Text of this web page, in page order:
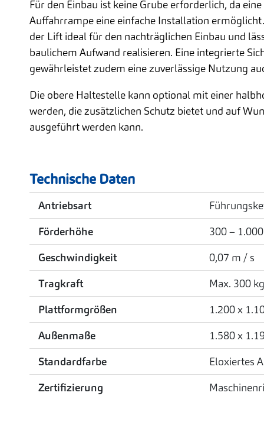
Für den Einbau ist keine Grube erforderlich, da
Auffahrrampe eine einfache Installation
der Lift ideal für den nachträglichen Einbau und
baulichem Aufwand realisieren. Eine integrierte
gewährleistet zudem eine zuverlässige Nutzung
Die obere Haltestelle kann optional mit einer
werden, die zusätzlichen Schutz bietet und auf
ausgeführt werden kann.
Technische Daten
Antriebsart
Förderhöhe
300 –
Geschwindigkeit
0,07 m / s
Tragkraft
Max. 300 kg
Plattformgrößen
1.200 x
Außenmaße
1.580 x
Standardfarbe
Eloxiertes
Zertifizierung